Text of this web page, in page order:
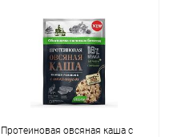
Протеиновая овсяная каша с